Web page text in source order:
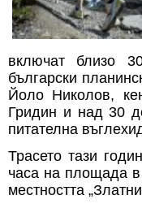
включат близо
български
Йоло Николов,
Гридин и над 30
питателна
Трасето тази
часа на площада
местността